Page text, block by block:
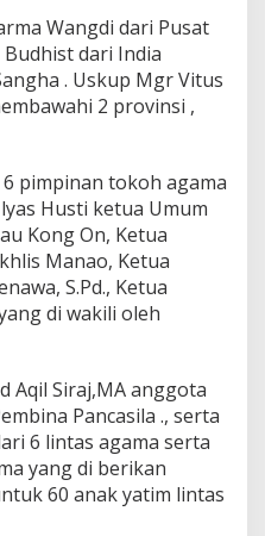
Wangdi dari Pusat
dari India
. Uskup Mgr Vitus
2 provinsi ,
pimpinan tokoh agama
Husti ketua Umum
Kong On, Ketua
Manao, Ketua
S.Pd., Ketua
di wakili oleh
Aqil Siraj,MA anggota
Pancasila ., serta
6 lintas agama serta
yang di berikan
60 anak yatim lintas